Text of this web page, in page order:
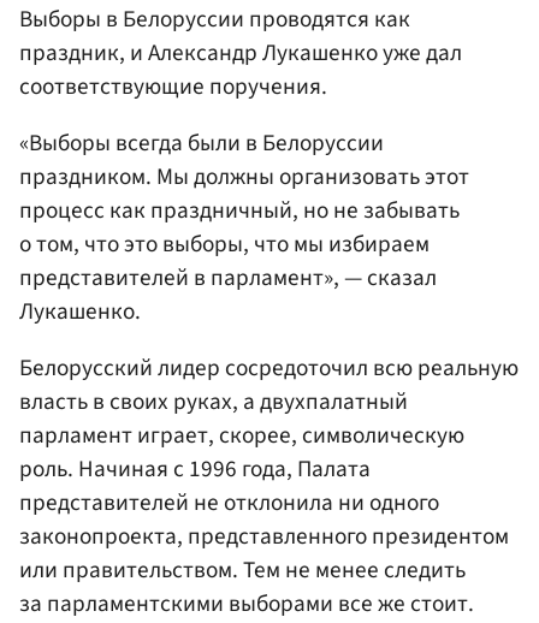
Выборы в Белоруссии проводятся как
праздник, и Александр Лукашенко уже дал
соответствующие поручения.
«Выборы всегда были в Белоруссии
праздником. Мы должны организовать этот
процесс как праздничный, но не забывать
о том, что это выборы, что мы избираем
представителей в парламент», — сказал
Лукашенко.
Белорусский лидер сосредоточил всю реальную
власть в своих руках, а двухпалатный
парламент играет, скорее, символическую
роль. Начиная с 1996 года, Палата
представителей не отклонила ни одного
законопроекта, представленного президентом
или правительством. Тем не менее следить
за парламентскими выборами все же стоит.